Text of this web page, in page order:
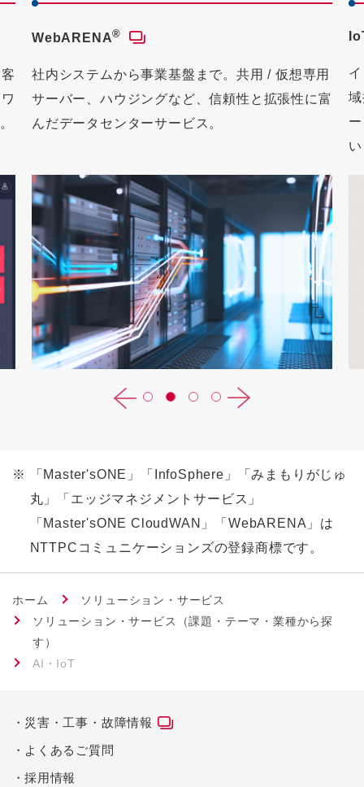
WebARENA®
社内システムから事業基盤まで。共用 / 仮想専用
サーバー、ハウジングなど、信頼性と拡張性に富
んだデータセンターサービス。
※
「Master'sONE」「InfoSphere」「みまもりがじゅ
丸」「エッジマネジメントサービス」
「Master'sONE CloudWAN」「WebARENA」は
NTTPCコミュニケーションズの登録商標です。
ホーム
ソリューション・サービス
ソリューション・サービス（課題・テーマ・業種から探
す）
AI・IoT
災害・工事・故障情報
よくあるご質問
採用情報